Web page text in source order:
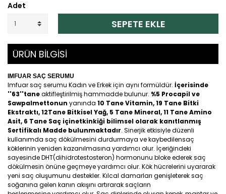
Adet
SEPETE EKLE
ÜRÜN BİLGİSİ
IMFUAR SAÇ SERUMU
Imfuar saç serumu Kadın ve Erkek için aynı formüldür. İçerisinde
''63''taneaktifleştirilmiş hammadde bulunur. %5 Procapil ve
Sawpalmettonun yanında 10 Tane Vitamin, 19 Tane Bitki
Ekstraktı, 12Tane Bitkisel Yağ, 5 Tane Mineral, 11 Tane Amino
Asit, 6 Tane Saç içinetkinkiği bilimsel olarak kanıtlanmış
Sertifikalı Madde bulunmaktadır. Sinerjik etkisiyle düzenli
kullanımda saç dökülmesini durdurmaya ve kaybedilensaç
köklerinin yeniden kazanılmasına yardımcı olur. İçeriğindeki
sayesinde DHT(dihidrotestosteron) hormonunu bloke ederek saç
dökülmesin önüne geçmeye yardımcı olur. Kök hücrelerini uyararak
yeni saç oluşumunu destekler. Kılcal damarları genişleterek saç
soğanına gelen kanın akışını artırarak saçların